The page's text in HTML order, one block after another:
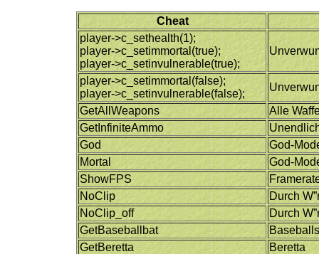
Cheat
player->c_sethealth(1);
player->c_setimmortal(true);
player->c_setinvulnerable(true);
player->c_setimmortal(false);
player->c_setinvulnerable(false);
GetAllWeapons
Alle
GetInfiniteAmmo
God
God-
Mortal
God-
ShowFPS
NoClip
Durch
NoClip_off
Durch
GetBaseballbat
GetBeretta
Beretta